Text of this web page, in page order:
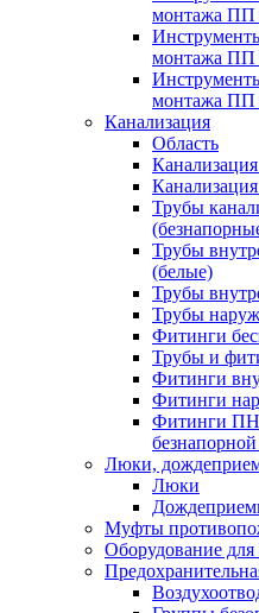
монтажа ПП
монтажа ПП
монтажа ПП
Канализация
Область
Трубы
Трубы
(белые)
Трубы
Трубы
Фитинги
Трубы и
Фитинги
Фитинги
Фитинги
Люки,
Люки
Муфты
Оборудование